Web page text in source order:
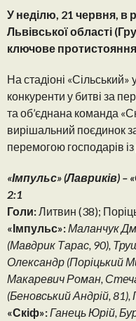
У неділю, 21 червня, в
Львівської області
ключове
На стадіоні
конкуренти у битві за
та об’єднана команда
вирішальний поєдинок
перемогою господарів
«Імпульс» (Лавриків)
2:1
Голи: Литвин (38);
«Імпульс»: Маланчук
(Мавдрик Тарас, 90),
Олександр (Поріцький
Макаревич Роман,
(Беновський Андрій, 81),
«Скіф»: Ганець Юрій,